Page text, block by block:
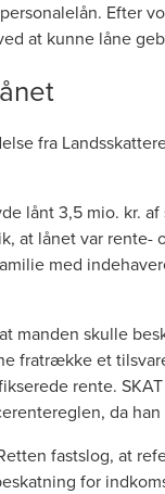
Efter
at kunne låne
fra
lånt 3,5 mio. kr.
lånet var rente-
med
manden skulle
fratrække et
rente.
da
fastslog, at
for